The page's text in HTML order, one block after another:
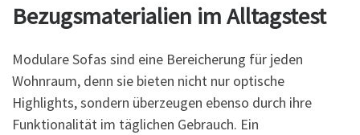
Bezugsmaterialien im Alltagstest
Modulare Sofas sind eine Bereicherung für jeden
Wohnraum, denn sie bieten nicht nur optische
Highlights, sondern überzeugen ebenso durch ihre
Funktionalität im täglichen Gebrauch. Ein